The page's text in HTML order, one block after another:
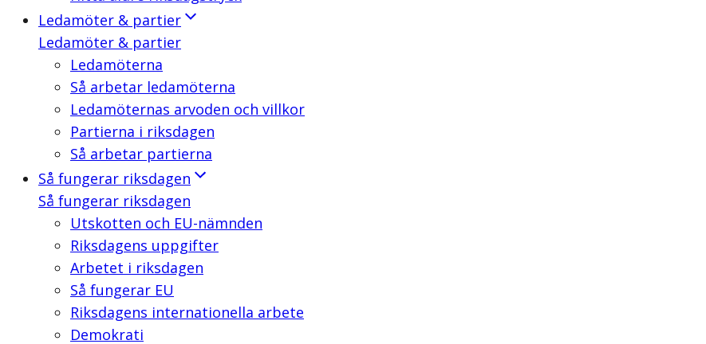
Ledamöter & partier
Ledamöter & partier
Ledamöterna
Så arbetar ledamöterna
Ledamöternas arvoden och villkor
Partierna i riksdagen
Så arbetar partierna
Så fungerar riksdagen
Så fungerar riksdagen
Utskotten och EU-nämnden
Riksdagens uppgifter
Arbetet i riksdagen
Så fungerar EU
Riksdagens internationella arbete
Demokrati